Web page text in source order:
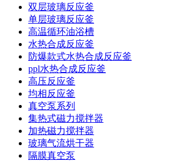
双层玻璃反应釜
单层玻璃反应釜
高温循环油浴槽
水热合成反应釜
防爆款式水热合成反应釜
ppl水热合成反应釜
高压反应釜
均相反应釜
真空泵系列
集热式磁力搅拌器
加热磁力搅拌器
玻璃气流烘干器
隔膜真空泵